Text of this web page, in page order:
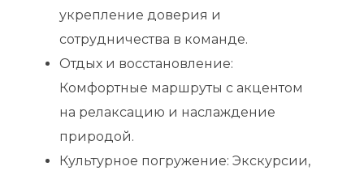
укрепление доверия и
сотрудничества в команде.
Отдых и восстановление:
Комфортные маршруты с акцентом
на релаксацию и наслаждение
природой.
Культурное погружение: Экскурсии,